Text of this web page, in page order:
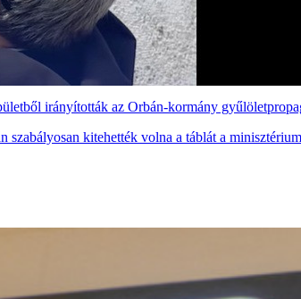
irányították az Orbán-kormány
kitehették volna a táblát a